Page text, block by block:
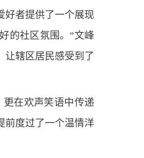
好者提供了一个展现
的社区氛围。”文峰
让辖区居民感受到了
在欢声笑语中传递
前度过了一个温情洋